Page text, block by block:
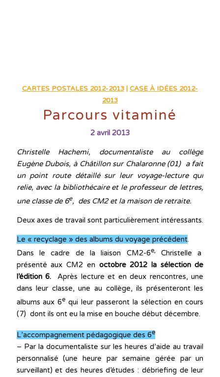
CARTES POSTALES 2012-2013| CASE À IDÉES 2012-
2013
Parcours vitaminé
2 avril 2013
Christelle Hachemi, documentaliste au collège
Eugène Dubois, à Châtillon sur Chalaronne (01) a fait
un point route détaillé sur leur voyage-lecture qui
relie, avec la bibliothécaire et le professeur de lettres,
une classe de 6e, des CM2 et la maison de retraite.
Deux axes de travail sont particulièrement intéressants.
Le « recyclage » des albums du voyage précédent.
Dans le cadre de la liaison CM2-6e,
Christelle a
présenté aux CM2 en octobre 2012 la sélection de
l’édition 6.Après lecture et en deux rencontres, une
dans leur classe, une au collège, ils présenteront les
albums aux 6e qui leur passeront la sélection en cours
(7) dont ils ont eu la mise en bouche début décembre.
L’accompagnement pédagogique des 6e
– Par la documentaliste sur les heures d’aide au travail
personnalisé (une heure par semaine gérée par un
surveillant) et des heures d’études : débriefing de leur